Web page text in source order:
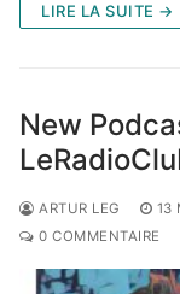
LIRE LA SUITE →
New
ARTUR LEG 13
0 COMMENTAIRE